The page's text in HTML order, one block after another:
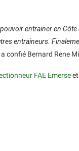
entrainer en
entraineurs.
a confié Bernard Rene
FAE Emerse